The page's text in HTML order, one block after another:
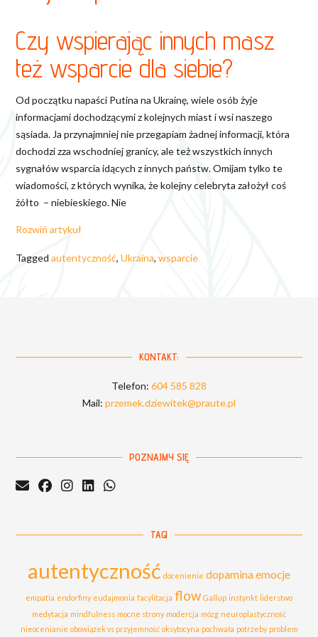
Czy wspierając innych masz
też wsparcie dla siebie?
Od początku napaści Putina na Ukrainę, wiele osób żyje
informacjami dochodzącymi z kolejnych miast i wsi naszego
sąsiada. Ja przynajmniej nie przegapiam żadnej informacji, która
dochodzi zza wschodniej granicy, ale też wszystkich innych
sygnałów wsparcia idących z innych państw. Omijam tylko te
wiadomości, z których wynika, że kolejny celebryta założył coś
żółto – niebieskiego. Nie
Rozwiń artykuł
Tagged autentyczność, Ukraina, wsparcie
KONTAKT:
Telefon: 604 585 828
Mail: przemek.dziewitek@praute.pl
POZNAJMY SIĘ
TAGI
autentyczność docenienie dopaminaemocje
empatia endorfiny eudajmonia facylitacja flow Gallup instynkt liderstwo
medytacja mindfulness mocne strony modercja mózg neuroplastyczność
nieocenianie obowiązek vs przyjemność oksytocyna pochwała potrzeby problem